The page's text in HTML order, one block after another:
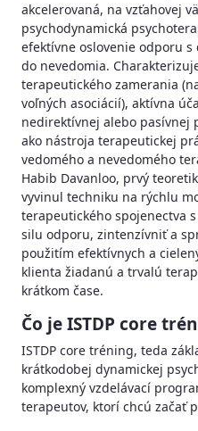
akcelerovaná, na vzťahovej
psychodynamická
efektívne oslovenie odporu
do nevedomia.
terapeutického zamerania
voľných asociácií), aktívna
nedirektívnej alebo pasívnej
ako nástroja terapeutickej
vedomého a nevedomého
Habib Davanloo, prvý
vyvinul techniku na rýchlu
terapeutického spojenectva
silu odporu, zintenzívniť a
použitím efektívnych a
klienta žiadanú a trvalú
krátkom čase.
Čo je ISTDP core
ISTDP core tréning, teda
krátkodobej dynamickej
komplexný vzdelávací
terapeutov, ktorí chcú začať